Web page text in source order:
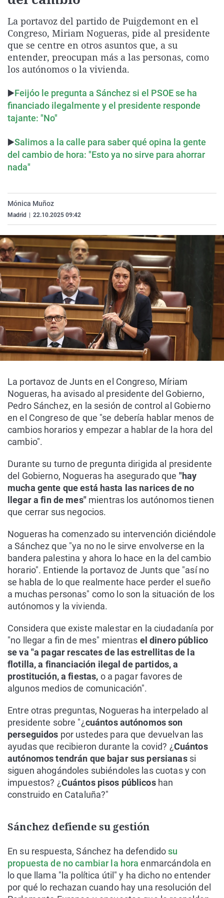
Gente viajera
Como el perro y el
Retornados
Equipo de
Operación Viuda
Galicia
La Rioja
Navarra
Televisión
Elecciones
La portavoz del partido de Puigdemont en el
Congreso, Miriam Nogueras, pide al presidente
que se centre en otros asuntos que, a su
entender, preocupan más a las personas, como
los autónomos o la vivienda.
▶️Feijóo le pregunta a Sánchez si el PSOE se ha
financiado ilegalmente y el presidente responde
tajante: "No"
▶️Salimos a la calle para saber qué opina la gente
del cambio de hora: "Esto ya no sirve para ahorrar
nada"
Mónica Muñoz
Madrid 22.10.2025 09:42
La portavoz de Junts en el Congreso, Míriam
Nogueras, ha avisado al presidente del Gobierno,
Pedro Sánchez, en la sesión de control al Gobierno
en el Congreso de que "se debería hablar menos de
cambios horarios y empezar a hablar de la hora del
cambio".
Durante su turno de pregunta dirigida al presidente
del Gobierno, Nogueras ha asegurado que "hay
mucha gente que está hasta las narices de no
llegar a fin de mes" mientras los autónomos tienen
que cerrar sus negocios.
Nogueras ha comenzado su intervención diciéndole
a Sánchez que "ya no no le sirve envolverse en la
bandera palestina y ahora lo hace en la del cambio
horario". Entiende la portavoz de Junts que "así no
se habla de lo que realmente hace perder el sueño
a muchas personas" como lo son la situación de los
autónomos y la vivienda.
Considera que existe malestar en la ciudadanía por
"no llegar a fin de mes" mientras el dinero público
se va "a pagar rescates de las estrellitas de la
flotilla, a financiación ilegal de partidos, a
prostitución, a fiestas, o a pagar favores de
algunos medios de comunicación".
Entre otras preguntas, Nogueras ha interpelado al
presidente sobre "¿cuántos autónomos son
perseguidos por ustedes para que devuelvan las
ayudas que recibieron durante la covid? ¿Cuántos
autónomos tendrán que bajar sus persianas si
siguen ahogándoles subiéndoles las cuotas y con
impuestos? ¿Cuántos pisos públicoshan
construido en Cataluña?"
Sánchez defiende su gestión
En su respuesta, Sánchez ha defendidosu
propuesta de no cambiar la horaenmarcándola en
lo que llama "la política útil" y ha dicho no entender
por qué lo rechazan cuando hay una resolución del